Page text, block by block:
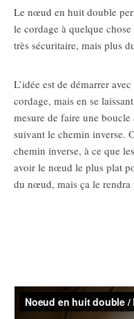
Le nœud en huit double
le cordage à quelque
très sécuritaire, mais plus
L’idée est de démarrer
cordage, mais en se
mesure de faire une boucle
suivant le chemin inverse.
chemin inverse, à ce que
avoir le nœud le plus plat
du nœud, mais ça le